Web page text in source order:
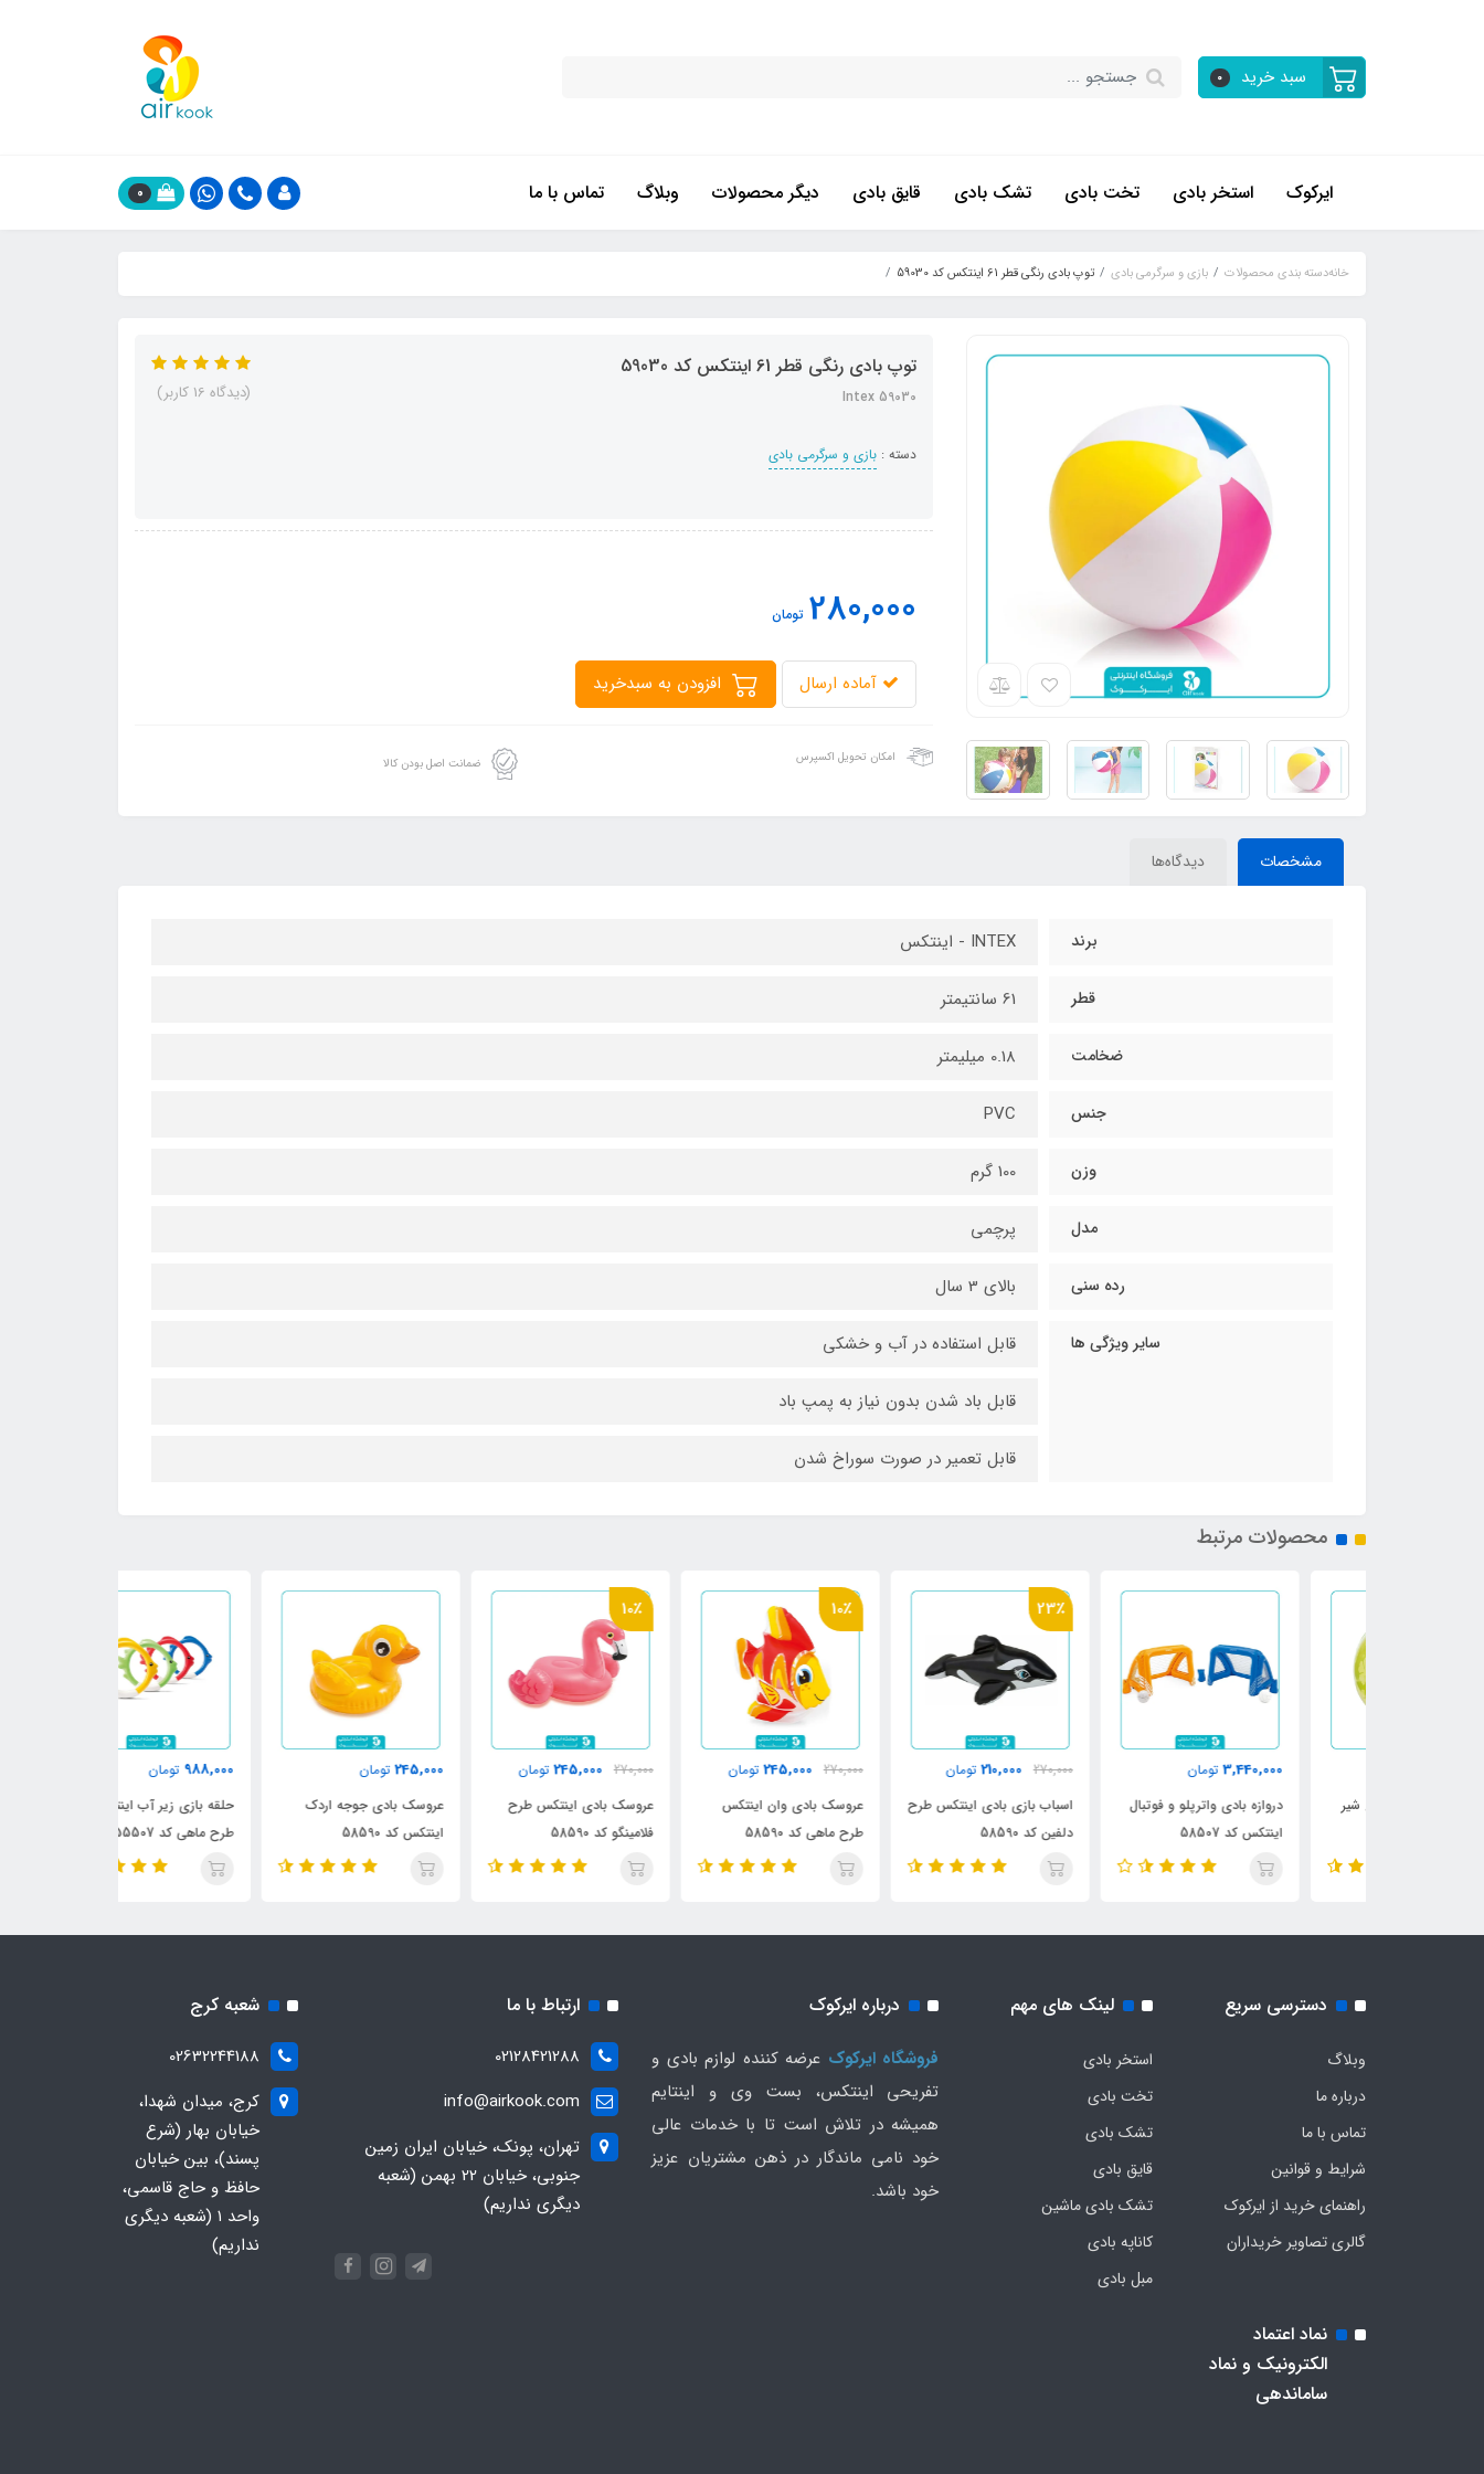
سبد خرید 0
ایرکوک استخر بادی تخت بادی تشک بادی قایق بادی دیگر محصولات وبلاگ تماس با ما 0
خانهدسته بندی محصولات بازی و سرگرمی بادی توپ بادی رنگی قطر 61 اینتکس کد 59030
توپ بادی رنگی قطر 61 اینتکس کد 59030
59030 Intex
دسته : بازی و سرگرمی بادی
(دیدگاه 16 کاربر)
280,000 تومان
آماده ارسال
امکان تحویل اکسپرس ضمانت اصل بودن کالا
مشخصات دیدگاه‌ها
برند INTEX - اینتکس
قطر 61 سانتیمتر
ضخامت 0.18 میلیمتر
جنس PVC
وزن 100 گرم
مدل پرچمی
رده سنی بالای 3 سال
سایر ویژگی ها قابل استفاده در آب و خشکی
قابل باد شدن بدون نیاز به پمپ باد
قابل تعمیر در صورت سوراخ شدن
محصولات مرتبط
تومان
دروازه بادی واترپلو و فوتبال
210,000 تومان
اسباب بازی بادی اینتکس طرح
245,000 تومان
عروسک بادی وان اینتکس
طرح ماهی کد 58590
245,000 تومان
عروسک بادی اینتکس طرح
تومان
عروسک بادی جوجه اردک
تومان
حلقه بازی زیر آب اینتکس
طرح ماهی کد 55507
دسترسی سریع
وبلاگ
درباره ما
تماس با ما
شرایط و قوانین
راهنمای خرید از ایرکوک
گالری تصاویر خریداران
لینک های مهم
استخر بادی
تخت بادی
تشک بادی
قایق بادی
تشک بادی ماشین
کاناپه بادی
مبل بادی
درباره ایرکوک
فروشگاه ایرکوک عرضه کننده لوازم بادی و
تفریحی اینتکس، بست وی و اینتایم
همیشه در تلاش است تا با خدمات عالی
خود نامی ماندگار در ذهن مشتریان عزیز
خود باشد.
ارتباط با ما
02128421288
info@airkook.com
تهران، پونک، خیابان ایران زمین
جنوبی، خیابان 22 بهمن (شعبه
دیگری نداریم)
شعبه کرج
02632244188
کرج، میدان شهدا،
خیابان بهار (شرع
پسند)، بین خیابان
حافظ و حاج قاسمی،
واحد ۱ (شعبه دیگری
نداریم)
نماد اعتماد
الکترونیک و نماد
ساماندهی